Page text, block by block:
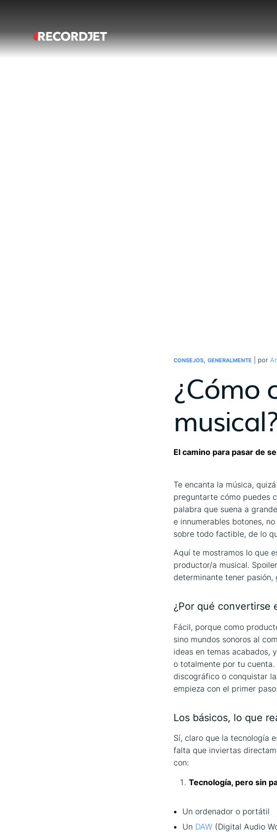
CONSEJOS, GENERALMENTE | por
¿Cómo
El camino para pasar de
Te encanta la música,
preguntarte cómo puedes
palabra que suena a
e innumerables botones,
sobre todo factible, de lo
Aquí te mostramos lo que
productor/a musical.
determinante tener pasión,
¿Por qué convertirse
Fácil, porque como
sino mundos sonoros al
ideas en temas acabados,
o totalmente por tu
discográfico o conquistar
empieza con el primer
Los básicos, lo que
Sí, claro que la tecnología
falta que inviertas
con:
Tecnología, pero sin
Un ordenador o portátil
Un DAW (Digital Audio